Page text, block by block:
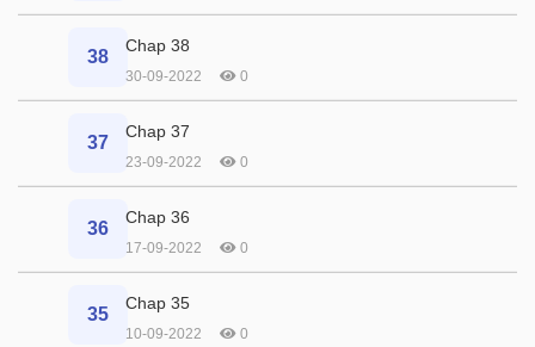
38
Chap 38
30-09-2022 0
37
Chap 37
23-09-2022 0
36
Chap 36
17-09-2022 0
35
Chap 35
10-09-2022 0